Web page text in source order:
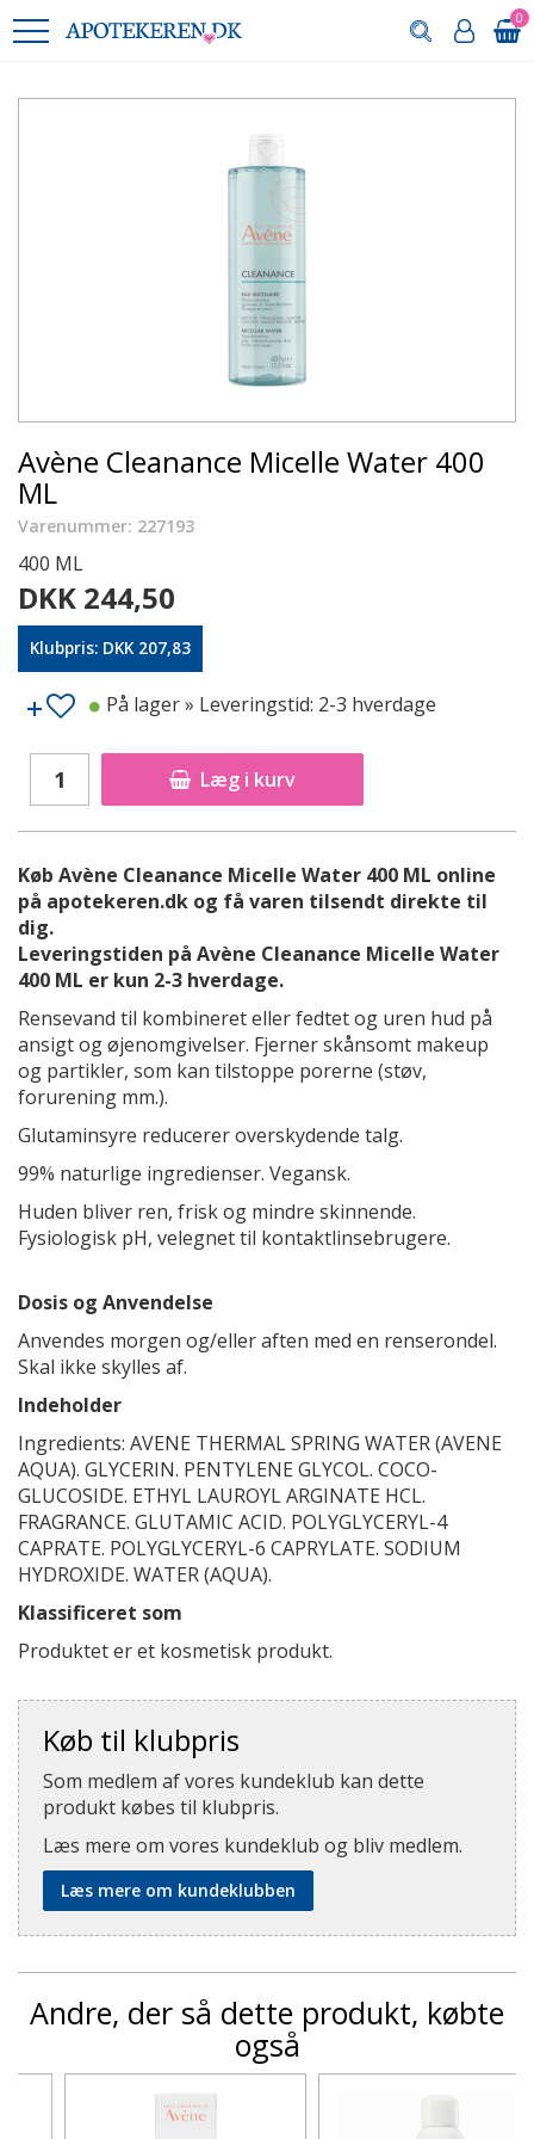
0
Avène Cleanance Micelle Water 400
ML
Varenummer: 227193
400 ML
DKK 244,50
Klubpris: DKK 207,83
Læg i kurv
På lager» Leveringstid: 2-3 hverdage
Køb Avène Cleanance Micelle Water 400 ML online
på apotekeren.dk og få varen tilsendt direkte til
dig.
Leveringstiden på Avène Cleanance Micelle Water
400 ML er kun 2-3 hverdage.
Rensevand til kombineret eller fedtet og uren hud på
ansigt og øjenomgivelser. Fjerner skånsomt makeup
og partikler, som kan tilstoppe porerne (støv,
forurening mm.).
Glutaminsyre reducerer overskydende talg.
99% naturlige ingredienser. Vegansk.
Huden bliver ren, frisk og mindre skinnende.
Fysiologisk pH, velegnet til kontaktlinsebrugere.
Dosis og Anvendelse
Anvendes morgen og/eller aften med en renserondel.
Skal ikke skylles af.
Indeholder
Ingredients: AVENE THERMAL SPRING WATER (AVENE
AQUA). GLYCERIN. PENTYLENE GLYCOL. COCO-
GLUCOSIDE. ETHYL LAUROYL ARGINATE HCL.
FRAGRANCE. GLUTAMIC ACID. POLYGLYCERYL-4
CAPRATE. POLYGLYCERYL-6 CAPRYLATE. SODIUM
HYDROXIDE. WATER (AQUA).
Klassificeret som
Produktet er et kosmetisk produkt.
Køb til klubpris
Som medlem af vores kundeklub kan dette
produkt købes til klubpris.
Læs mere om vores kundeklub og bliv medlem.
Læs mere om kundeklubben
Andre, der så dette produkt, købte
også